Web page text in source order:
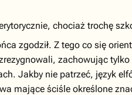
chociaż trochę
zgodził. Z tego co się
zachowując
Jakby nie patrzeć, język
mające ściśle określone